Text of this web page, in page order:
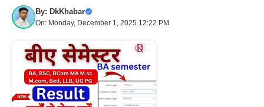
By: DkKhabar
On: Monday, December 1, 2025 12:22 PM